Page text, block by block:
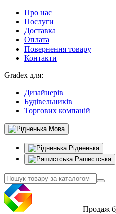
Про нас
Послуги
Доставка
Оплата
Повернення товару
Контакти
Gradex для:
Дизайнерів
Будівельників
Торгових компаній
Мова
Рідненька
Рашистська
Продаж